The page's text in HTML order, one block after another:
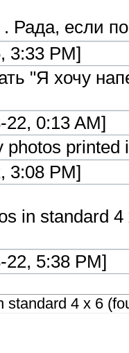
Рада, если
3:33 PM]
"Я хочу
22, 0:13 AM]
photos
3:08 PM]
in standard
22, 5:38 PM]
standard 4 x 6